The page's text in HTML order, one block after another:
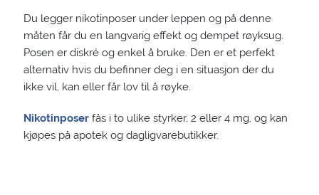
Du legger nikotinposer under leppen og på denne
måten får du en langvarig effekt og dempet røyksug.
Posen er diskré og enkel å bruke. Den er et perfekt
alternativ hvis du befinner deg i en situasjon der du
ikke vil, kan eller får lov til å røyke.
Nikotinposerfås i to ulike styrker, 2 eller 4 mg, og kan
kjøpes på apotek og dagligvarebutikker.